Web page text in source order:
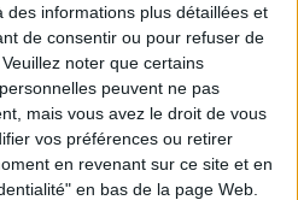
des informations plus détaillées et
de consentir ou pour refuser de
Veuillez noter que certains
peuvent ne pas
mais vous avez le droit de vous
vos préférences ou retirer
en revenant sur ce site et en
en bas de la page Web.
viande par des féculents ?
du 05/08/2026